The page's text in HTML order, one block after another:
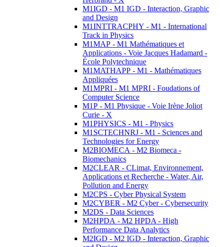
M1IGD - M1 IGD - Interaction, Graphic
and Design
M1INTTRACPHY - M1 - International
Track in Physics
M1MAP - M1 Mathématiques et
Applications - Voie Jacques Hadamard -
École Polytechnique
M1MATHAPP - M1 - Mathématiques
Appliquées
M1MPRI - M1 MPRI - Foudations of
Computer Science
M1P - M1 Physique - Voie Irène Joliot
Curie - X
M1PHYSICS - M1 - Physics
M1SCTECHNRJ - M1 - Sciences and
Technologies for Energy
M2BIOMECA - M2 Biomeca -
Biomechanics
M2CLEAR - CLimat, Environnement,
Applications et Recherche - Water, Air,
Pollution and Energy
M2CPS - Cyber Physical System
M2CYBER - M2 Cyber - Cybersecurity
M2DS - Data Sciences
M2HPDA - M2 HPDA - High
Performance Data Analytics
M2IGD - M2 IGD - Interaction, Graphic